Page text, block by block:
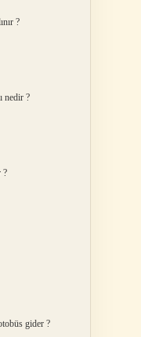
?
nedir ?
?
gider ?